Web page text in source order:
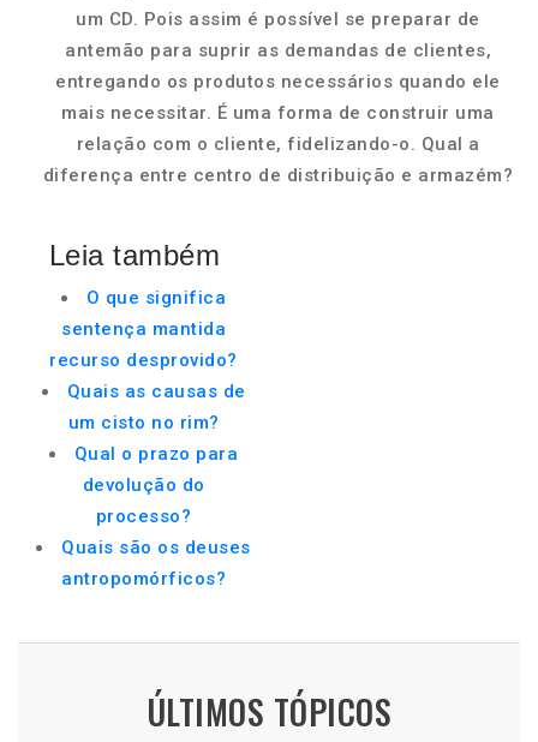
um CD. Pois assim é possível se preparar de
antemão para suprir as demandas de clientes,
entregando os produtos necessários quando ele
mais necessitar. É uma forma de construir uma
relação com o cliente, fidelizando-o. Qual a
diferença entre centro de distribuição e armazém?
Leia também
O que significa
sentença mantida
recurso desprovido?
Quais as causas de
um cisto no rim?
Qual o prazo para
devolução do
processo?
Quais são os deuses
antropomórficos?
ÚLTIMOS TÓPICOS